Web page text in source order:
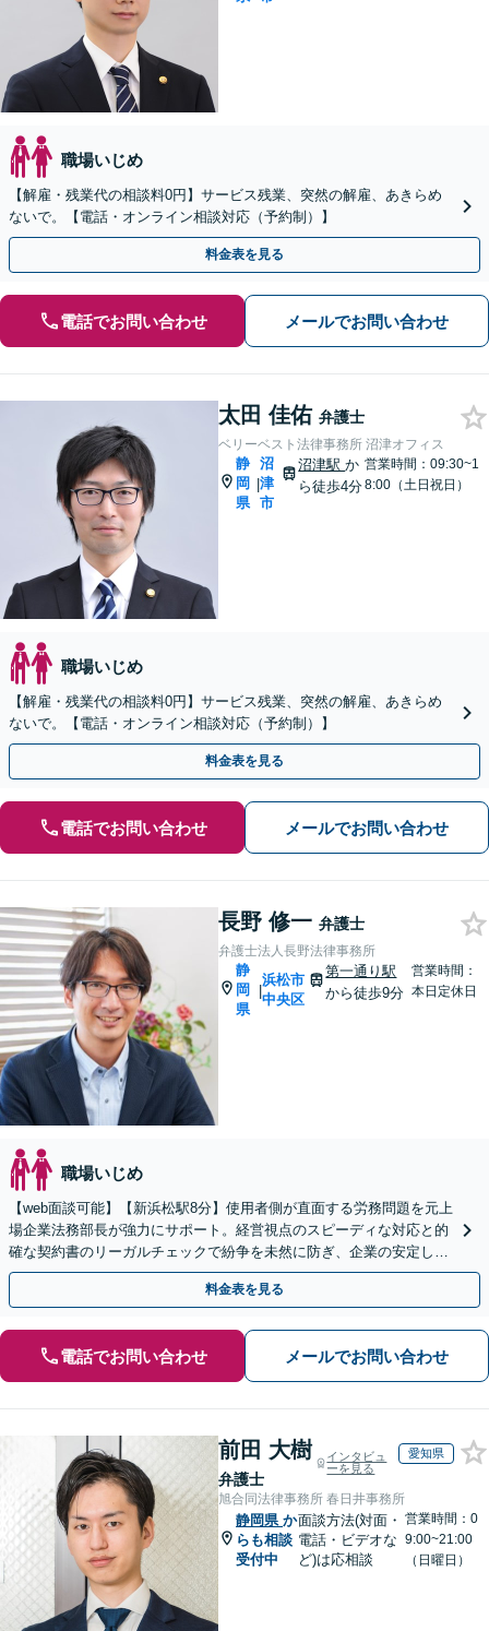
職場いじめ
【解雇・残業代の相談料0円】サービス残業、突然の解雇、あきらめ
ないで。【電話・オンライン相談対応（予約制）】
料金表を見る
電話でお問い合わせ メールでお問い合わせ
太田 佳佑 弁護士
ベリーベスト法律事務所 沼津オフィス
静
岡
県
|
沼
津
市
沼津駅か
ら徒歩4分
営業時間：09:30~1
8:00（土日祝日）
職場いじめ
【解雇・残業代の相談料0円】サービス残業、突然の解雇、あきらめ
ないで。【電話・オンライン相談対応（予約制）】
料金表を見る
電話でお問い合わせ メールでお問い合わせ
長野 修一 弁護士
弁護士法人長野法律事務所
静
岡
県
|
浜松市
中央区
第一通り駅
から徒歩9分
営業時間：
本日定休日
職場いじめ
【web面談可能】【新浜松駅8分】使用者側が直面する労務問題を元上
場企業法務部長が強力にサポート。経営視点のスピーディな対応と的
確な契約書のリーガルチェックで紛争を未然に防ぎ、企業の安定した
成長を法務面からしっかりと後押しいたします。
料金表を見る
電話でお問い合わせ メールでお問い合わせ
前田 大樹
弁護士
インタビュ
ーを見る
愛知県
旭合同法律事務所 春日井事務所
静岡県 か
らも相談
受付中
面談方法(対面・
電話・ビデオな
ど)は応相談
営業時間：0
9:00~21:00
（日曜日）